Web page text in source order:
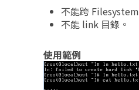
不能跨 Filesystem
不能 link 目錄。
使用範例